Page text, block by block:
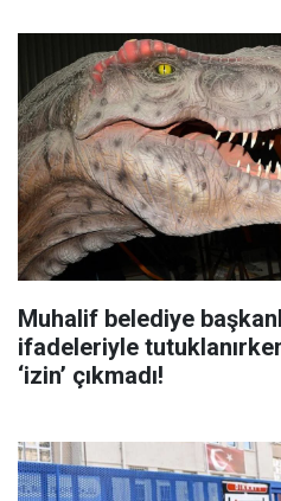
Muhalif belediye
ifadeleriyle
‘izin’ çıkmadı!